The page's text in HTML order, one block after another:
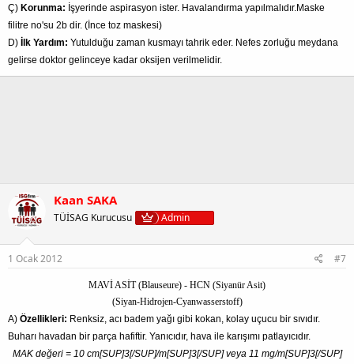
Ç) Korunma: İşyerinde aspirasyon ister. Havalandırma yapılmalıdır.Maske
filitre no'su 2b dir. (İnce toz maskesi)
D)
İlk Yardım: Yutulduğu zaman kusmayı tahrik eder. Nefes zorluğu meydana
gelirse doktor gelinceye kadar oksijen verilmelidir.
Kaan SAKA
TÜİSAG Kurucusu Admin
1 Ocak 2012 #7
MAVİ ASİT (Blauseure) - HCN (Siyanür Asit)
(Siyan-Hidrojen-Cyanwasserstoff)
A) Özellikleri: Renksiz, acı badem yağı gibi kokan, kolay uçucu bir sıvıdır.
Buharı havadan bir parça hafiftir. Yanıcıdır, hava ile karışımı patlayıcıdır.
MAK değeri = 10 cm[SUP]3[/SUP]/m[SUP]3[/SUP] veya 11 mg/m[SUP]3[/SUP]